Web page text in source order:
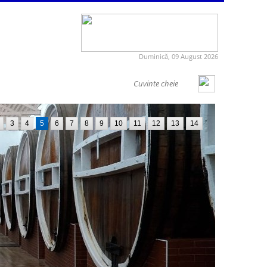
Duminică, 09 August 2026
3 4 5 6 7 8 9 10 11 12 13 14